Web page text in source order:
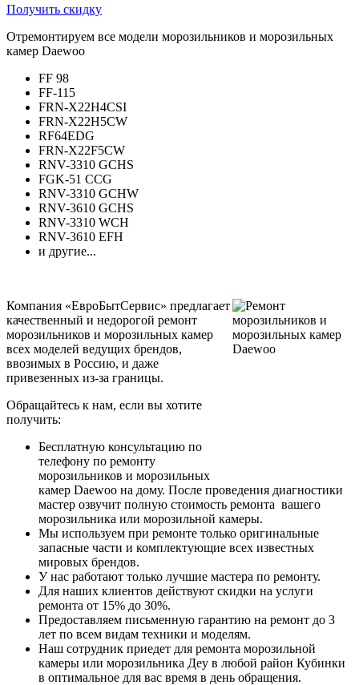
Получить скидку
Отремонтируем все модели морозильников и морозильных
камер Daewoo
FF 98
FF-115
FRN-X22H4CSI
FRN-X22H5CW
RF64EDG
FRN-X22F5CW
RNV-3310 GCHS
FGK-51 CCG
RNV-3310 GCHW
RNV-3610 GCHS
RNV-3310 WCH
RNV-3610 EFH
и другие...
Компания «ЕвроБытСервис» предлагает
качественный и недорогой ремонт
морозильников и морозильных камер
всех моделей ведущих брендов,
ввозимых в Россию, и даже
привезенных из-за границы.
Обращайтесь к нам, если вы хотите
получить:
Бесплатную консультацию по
телефону по ремонту
морозильников и морозильных
камер Daewoo на дому. После проведения диагностики
мастер озвучит полную стоимость ремонта вашего
морозильника или морозильной камеры.
Мы используем при ремонте только оригинальные
запасные части и комплектующие всех известных
мировых брендов.
У нас работают только лучшие мастера по ремонту.
Для наших клиентов действуют скидки на услуги
ремонта от 15% до 30%.
Предоставляем письменную гарантию на ремонт до 3
лет по всем видам техники и моделям.
Наш сотрудник приедет для ремонта морозильной
камеры или морозильника Деу в любой район Кубинки
в оптимальное для вас время в день обращения.